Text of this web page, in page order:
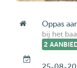
Oppas
bij het
2